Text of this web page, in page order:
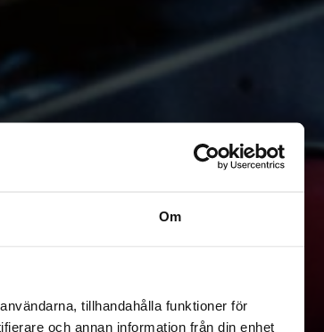
Om
tillhandahålla funktioner för
och annan information från din enhet